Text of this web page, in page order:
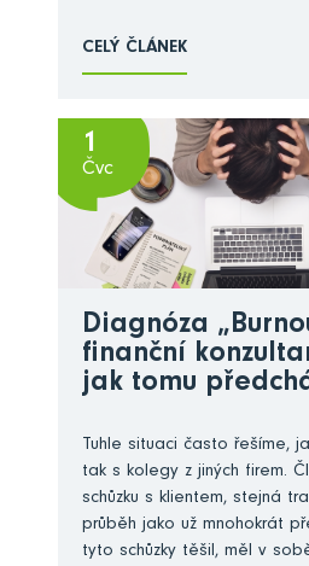
CELÝ ČLÁNEK
1
Čvc
Diagnóza
finanční
jak tomu
Tuhle situaci často řešíme,
tak s kolegy z jiných firem.
schůzku s klientem, stejná
průběh jako už mnohokrát
tyto schůzky těšil, měl v